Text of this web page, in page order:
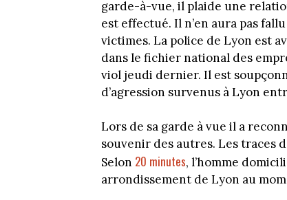
garde-à-vue, il plaide une
est effectué. Il n’en aura pas
victimes. La police de Lyon est
dans le fichier national des
viol jeudi dernier. Il est
d’agression survenus à Lyon
Lors de sa garde à vue il a
souvenir des autres. Les traces
Selon 20 minutes, l’homme
arrondissement de Lyon au